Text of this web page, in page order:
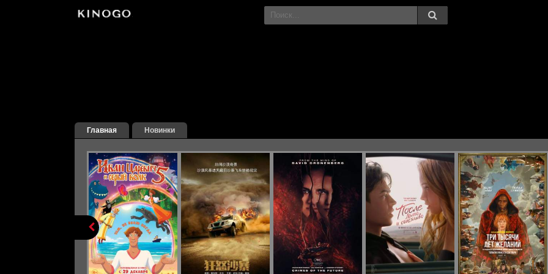
Главная Новинки